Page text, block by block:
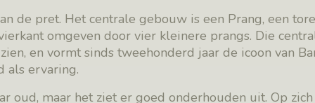
de pret. Het centrale gebouw is een Prang, een
omgeven door vier kleinere prangs. Die
en vormt sinds tweehonderd jaar de icoon van
als ervaring.
oud, maar het ziet er goed onderhouden uit. Op